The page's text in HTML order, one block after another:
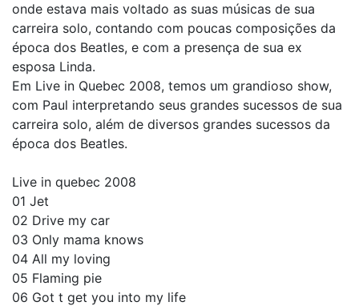
onde estava mais voltado as suas músicas de sua
carreira solo, contando com poucas composições da
época dos Beatles, e com a presença de sua ex
esposa Linda.
Em Live in Quebec 2008, temos um grandioso show,
com Paul interpretando seus grandes sucessos de sua
carreira solo, além de diversos grandes sucessos da
época dos Beatles.
Live in quebec 2008
01 Jet
02 Drive my car
03 Only mama knows
04 All my loving
05 Flaming pie
06 Got t get you into my life